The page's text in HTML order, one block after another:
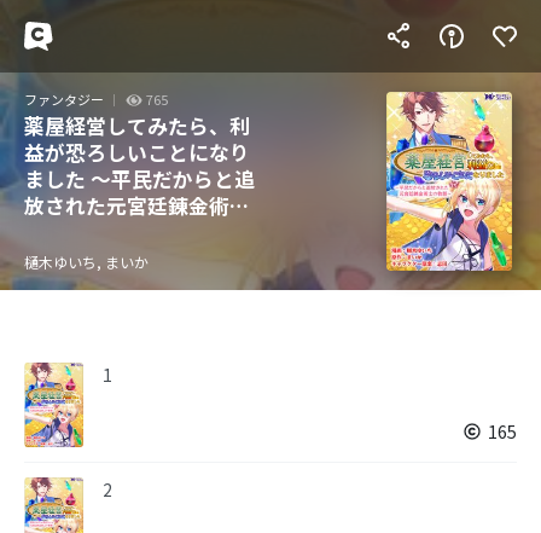
ファンタジー 765
薬屋経営してみたら、利
益が恐ろしいことになり
ました ～平民だからと追
放された元宮廷錬金術士
冊版
樋木ゆいち, まいか
1
165
2